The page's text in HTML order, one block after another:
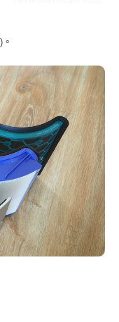
) 。